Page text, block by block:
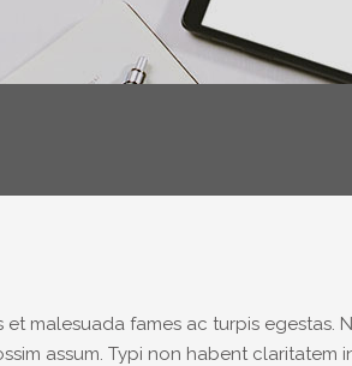
malesuada fames ac turpis
assum. Typi non habent claritatem